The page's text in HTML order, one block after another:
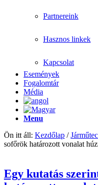
Partnereink
Hasznos linkek
Kapcsolat
Események
Fogalomtár
Média
Menu
Ön itt áll: Kezdőlap /
sofőrök határozott vonalat
Egy kutatás